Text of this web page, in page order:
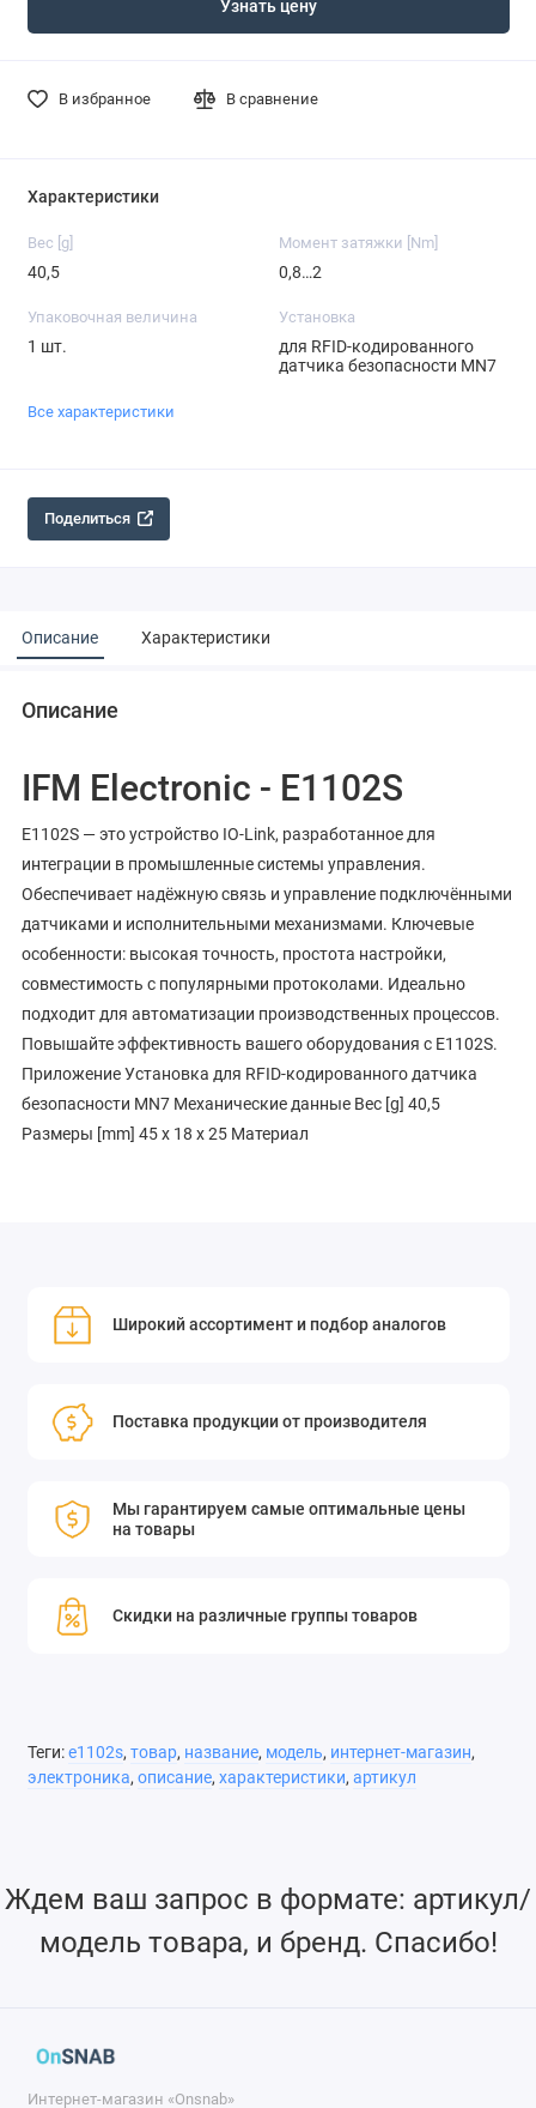
Узнать цену
В избранное В сравнение
Характеристики
Вес [g]
40,5
Момент затяжки [Nm]
0,8…2
Упаковочная величина
1 шт.
Установка
для RFID-кодированного
датчика безопасности MN7
Все характеристики
Поделиться
Описание Характеристики
Описание
IFM Electronic - E1102S
E1102S — это устройство IO-Link, разработанное для
интеграции в промышленные системы управления.
Обеспечивает надёжную связь и управление подключёнными
датчиками и исполнительными механизмами. Ключевые
особенности: высокая точность, простота настройки,
совместимость с популярными протоколами. Идеально
подходит для автоматизации производственных процессов.
Повышайте эффективность вашего оборудования с E1102S.
Приложение Установка для RFID-кодированного датчика
безопасности MN7 Механические данные Вес [g] 40,5
Размеры [mm] 45 x 18 x 25 Материал
Широкий ассортимент и подбор аналогов
Поставка продукции от производителя
Мы гарантируем самые оптимальные цены
на товары
Скидки на различные группы товаров
Теги:e1102s, товар, название, модель, интернет-магазин,
электроника, описание, характеристики, артикул
Ждем ваш запрос в формате: артикул/
модель товара, и бренд. Спасибо!
Интернет-магазин «Onsnab»